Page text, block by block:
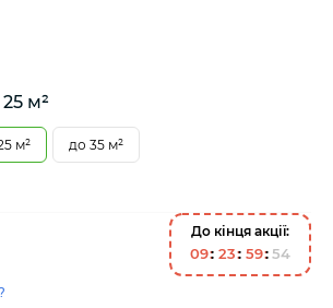
м²
м² до 35 м²
До кінця акції:
09 23 59 54